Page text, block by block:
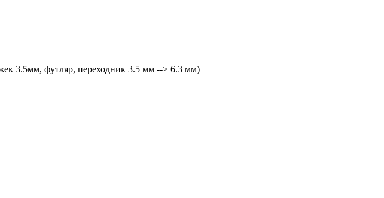
3.5мм, футляр, переходник 3.5 мм --> 6.3 мм)